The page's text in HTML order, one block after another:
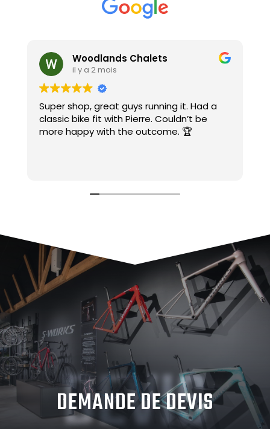
Woodlands Chalets
il y a 2 mois
Super shop, great guys running it. Had a
classic bike fit with Pierre. Couldn’t be
more happy with the outcome. 🏆
DEVIS
DEMANDE DE DEVIS